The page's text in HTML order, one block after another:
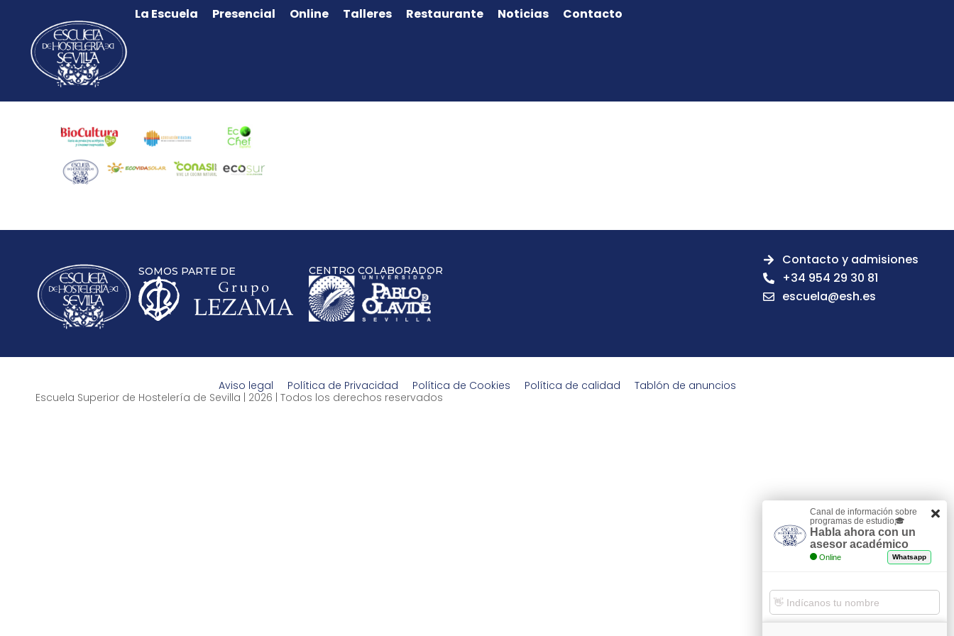
La Escuela Presencial Online Talleres Restaurante Noticias Contacto
SOMOS PARTE DE CENTRO COLABORADOR
Contacto y admisiones
+34 954 29 30 81
escuela@esh.es
Aviso legal Política de Privacidad Política de Cookies Política de calidad
Tablón de anuncios
Escuela Superior de Hostelería de Sevilla | 2026 | Todos los derechos reservados
Canal de información sobre
programas de estudio🎓
Habla ahora con un
asesor académico
Online Whatsapp